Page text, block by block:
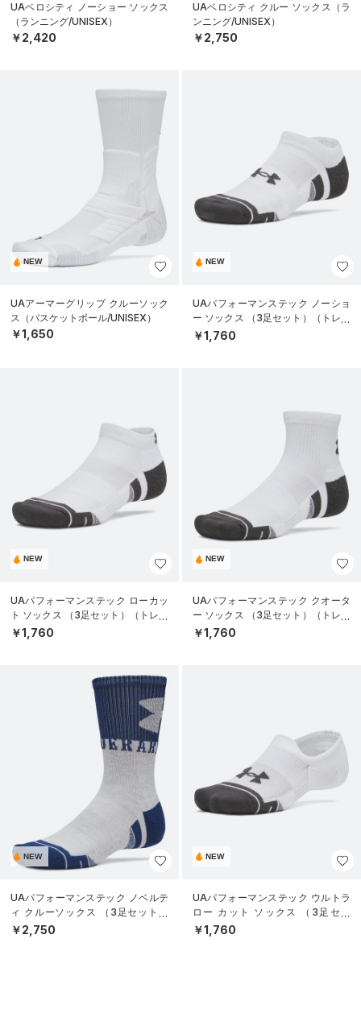
UAベロシティ ノーショー ソックス
（ランニング/UNISEX）
￥2,420
UAベロシティ クルー ソックス（ラ
ンニング/UNISEX）
￥2,750
NEW
UAアーマーグリップ クルーソック
ス（バスケットボール/UNISEX）
￥1,650
NEW
UAパフォーマンステック ノーショ
ー ソックス （3足セット）（トレー
ニング/UNISEX）
￥1,760
NEW
UAパフォーマンステック ローカッ
ト ソックス （3足セット）（トレー
ニング/UNISEX）
￥1,760
NEW
UAパフォーマンステック クオータ
ー ソックス （3足セット）（トレー
ニング/UNISEX）
￥1,760
NEW
UAパフォーマンステック ノベルテ
ィ クルーソックス （3足セット）
（トレーニング/UNISEX）
￥2,750
NEW
UAパフォーマンステック ウルトラ
ロー カット ソックス （3足セッ
ト）（トレーニング/UNISEX）
￥1,760